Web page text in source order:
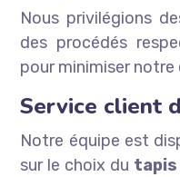
Nous privilégions
des procédés
pour minimiser
Service client
Notre équipe est
sur le choix du tapis